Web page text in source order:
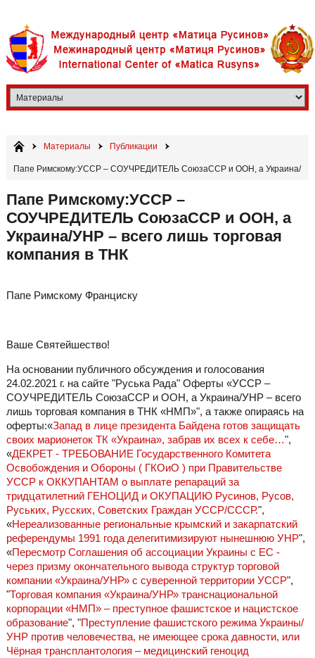
Материалы Публикации
Папе Римскому:УССР – СОУЧРЕДИТЕЛЬ СоюзаССР и ООН, а Украина/
Папе Римскому:УССР –
СОУЧРЕДИТЕЛЬ СоюзаССР и ООН, а
Украина/УНР – всего лишь торговая
компания в ТНК
Папе Римскому Франциску
Ваше Святейшество!
На основании публичного обсуждения и голосования
24.02.2021 г. на сайте "Руська Рада" Оферты «УССР –
СОУЧРЕДИТЕЛЬ СоюзаССР и ООН, а Украина/УНР – всего
лишь торговая компания в ТНК «НМП»", а также опираясь на
оферты:«Запад в лице президента Байдена готов защищать
своих марионеток ТК «Украина», забрав их всех к себе…",
«ДЕКРЕТ - ТРЕБОВАНИЕ Государственного Комитета
Освобождения и Обороны ( ГКОиО ) при Правительстве
УССР к ОККУПАНТАМ о выплате репараций за
тридцатилетний ГЕНОЦИД и ОКУПАЦИЮ Русинов, Русов,
Руських, Русских, Советских Граждан УССР/СССР.",
«Нереализованные региональные крымский и закарпатский
референдумы 1991 года делегитимизируют нынешнюю УНР",
«Пересмотр Соглашения об ассоциации Украины с ЕС -
через призму окончательного вывода структур торговой
компании «Украина/УНР» с суверенной территории УССР",
"Торговая компания «Украина/УНР» транснациональной
корпорации «НМП» – преступное фашистское и нацистское
образование", "Преступление фашистского режима Украины/
УНР против человечества, не имеющее срока давности, или
Чёрная трансплантология – медицинский геноцид